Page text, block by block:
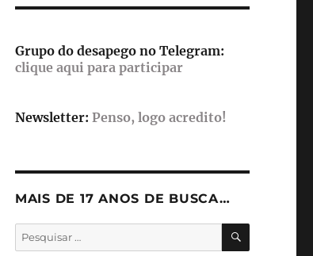
Grupo do desapego no Telegram:
clique aqui para participar
Newsletter: Penso, logo acredito!
MAIS DE 17 ANOS DE BUSCA…
Pesquisar
por: